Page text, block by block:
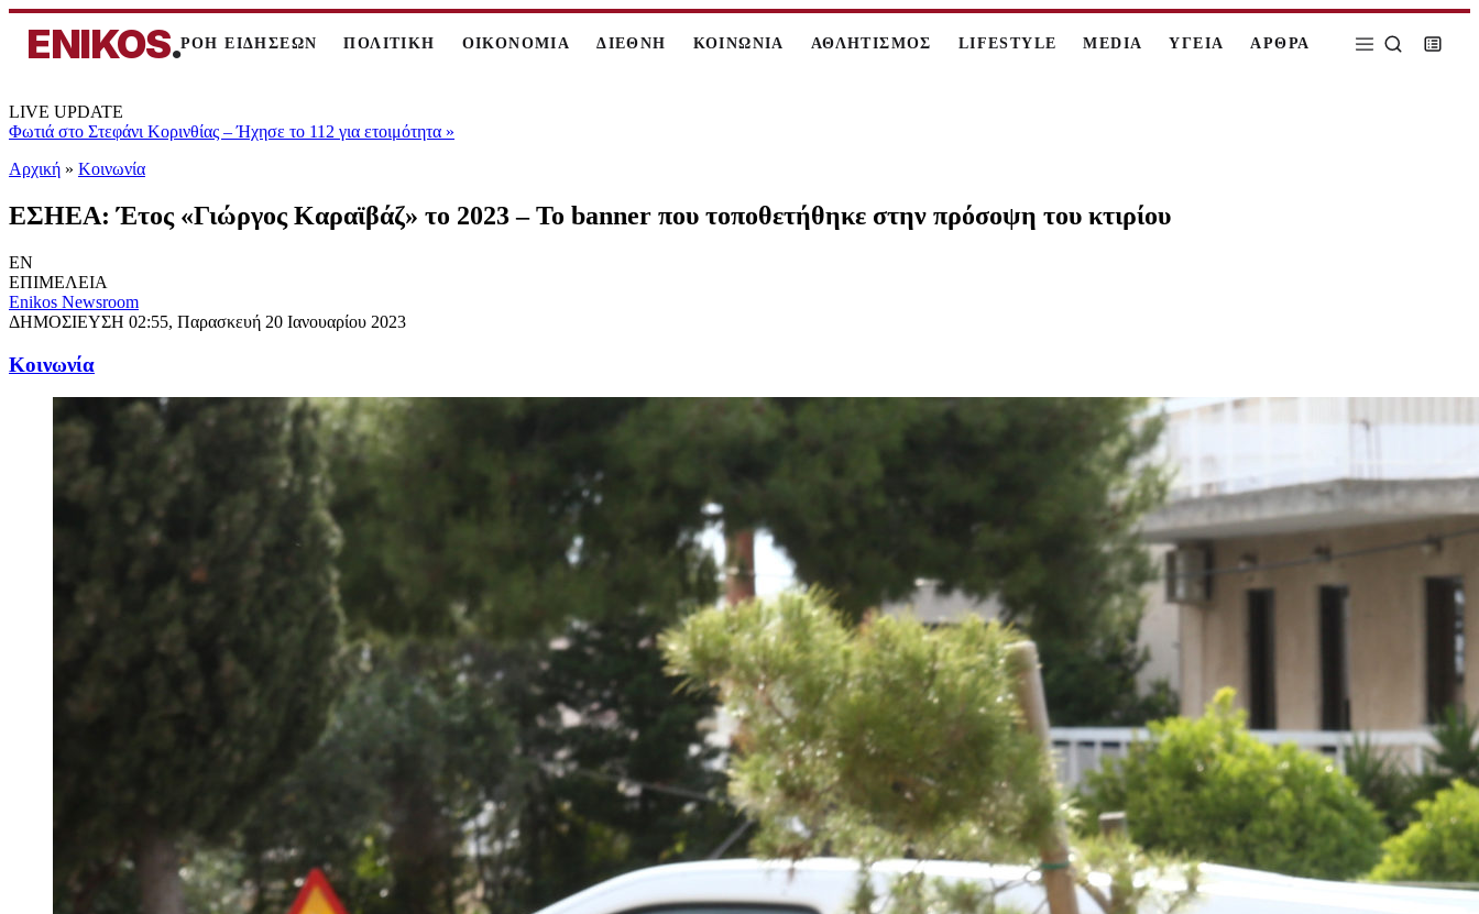
ENIKOS.ΡΟΗ ΕΙΔΗΣΕΩΝ ΠΟΛΙΤΙΚΗ ΟΙΚΟΝΟΜΙΑ ΔΙΕΘΝΗ ΚΟΙΝΩΝΙΑ ΑΘΛΗΤΙΣΜΟΣ LIFESTYLE MEDIA ΥΓΕΙΑ ΑΡΘΡΑ
LIVE UPDATE
Φωτιά στο Στεφάνι Κορινθίας – Ήχησε το 112 για ετοιμότητα »
Αρχική » Κοινωνία
ΕΣΗΕΑ: Έτος «Γιώργος Καραϊβάζ» το 2023 – Το banner που τοποθετήθηκε στην πρόσοψη του κτιρίου
EN
ΕΠΙΜΕΛΕΙΑ
Enikos Newsroom
ΔΗΜΟΣΙΕΥΣΗ 02:55, Παρασκευή 20 Ιανουαρίου 2023
Κοινωνία